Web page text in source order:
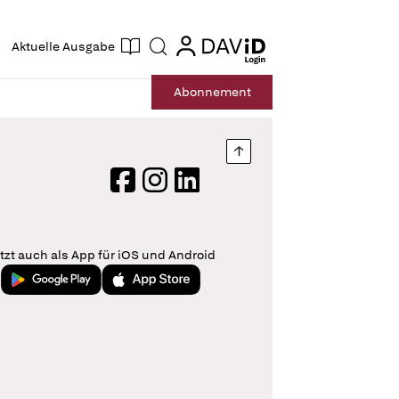
Aktuelle Ausgabe Suche login
login
Abonnement
Nach oben springen
FacebookInstagram
LinkedIn
auch als App für iOS und Android
Jetzt bei Google PlayLaden im App Store